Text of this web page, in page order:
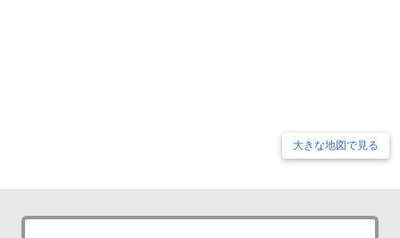
大きな地図で見る